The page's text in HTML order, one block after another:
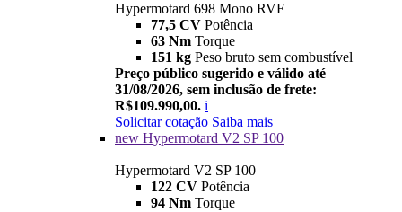
Hypermotard 698 Mono RVE
77,5 CV Potência
63 Nm Torque
151 kg Peso bruto sem combustível
Preço público sugerido e válido até
31/08/2026, sem inclusão de frete:
R$109.990,00. i
Solicitar cotação Saiba mais
new Hypermotard V2 SP 100
Hypermotard V2 SP 100
122 CV Potência
94 Nm Torque